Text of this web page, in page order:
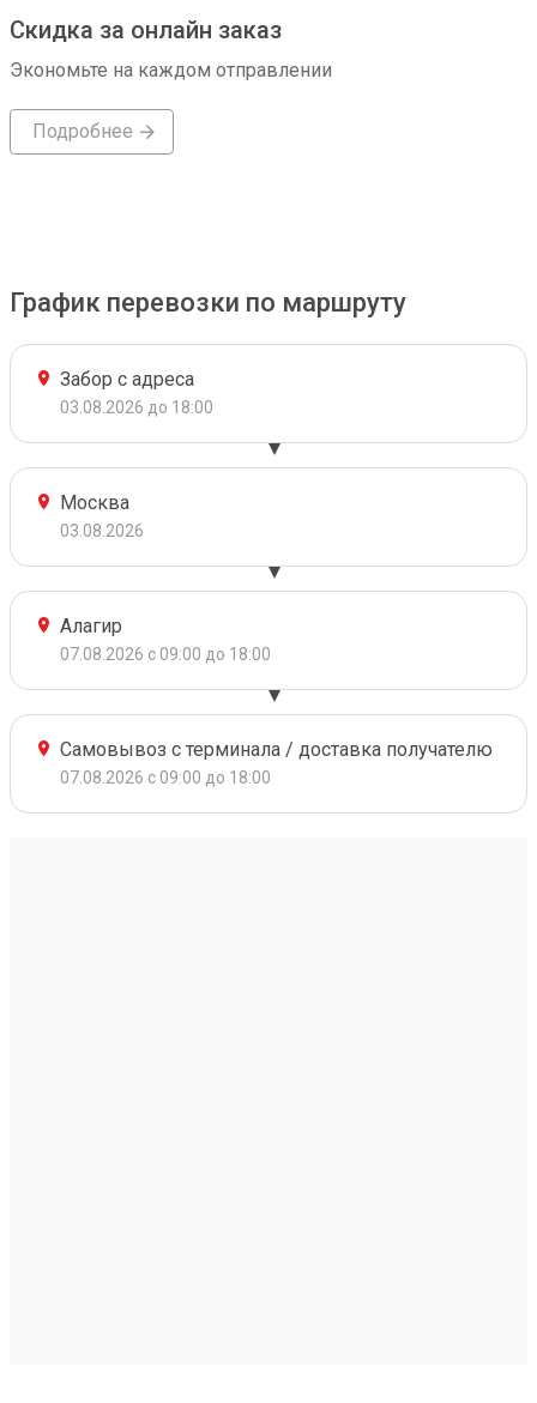
Скидка за онлайн заказ
Экономьте на каждом отправлении
Подробнее
График перевозки по маршруту
Забор с адреса
03.08.2026 до 18:00
Москва
03.08.2026
Алагир
07.08.2026 с 09:00 до 18:00
Самовывоз с терминала / доставка получателю
07.08.2026 с 09:00 до 18:00